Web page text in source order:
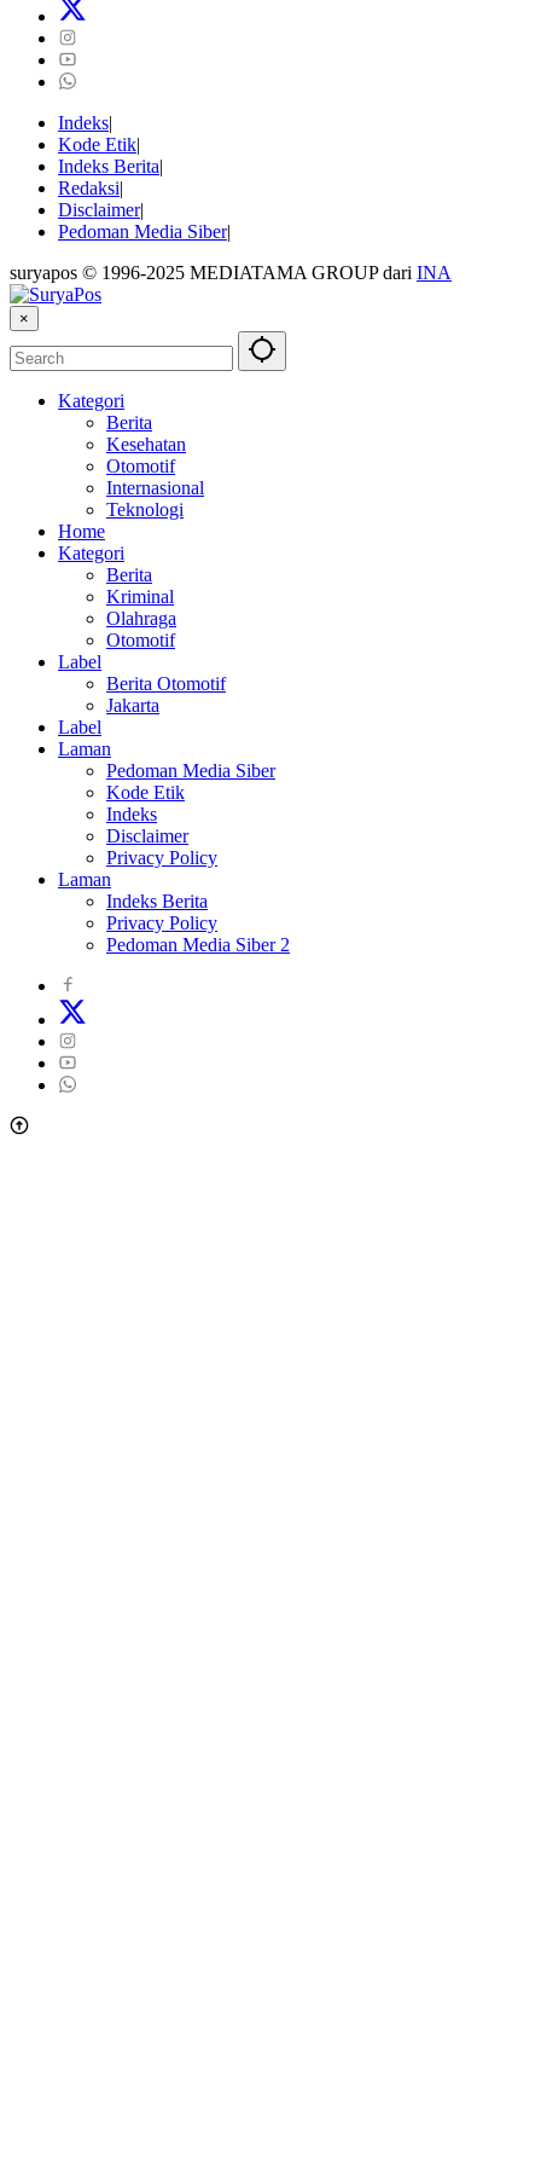
Indeks
Kode Etik
Indeks Berita
Redaksi
Disclaimer
Pedoman Media Siber
suryapos © 1996-2025 MEDIATAMA GROUP dari INA
×
Kategori
Berita
Kesehatan
Otomotif
Internasional
Teknologi
Home
Kategori
Berita
Kriminal
Olahraga
Otomotif
Label
Berita Otomotif
Jakarta
Label
Laman
Pedoman Media Siber
Kode Etik
Indeks
Disclaimer
Privacy Policy
Laman
Indeks Berita
Privacy Policy
Pedoman Media Siber 2